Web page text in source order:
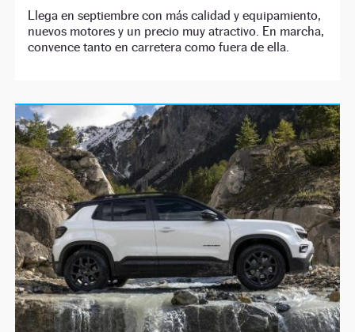
Llega en septiembre con más calidad y equipamiento,
nuevos motores y un precio muy atractivo. En marcha,
convence tanto en carretera como fuera de ella.